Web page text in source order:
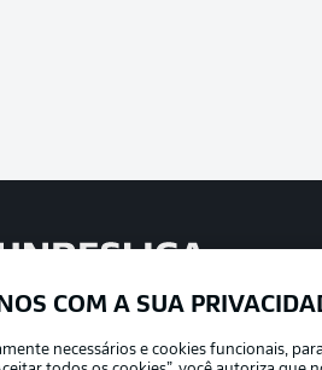
it’s meant to be
COM A SUA
necessários e cookies funcionais,